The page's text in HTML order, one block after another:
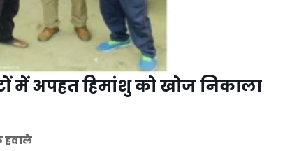
में अपह्रत हिमांशु को खोज निकाला
हवाले